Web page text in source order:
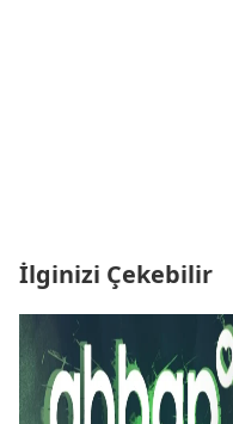
İlginizi Çekebilir